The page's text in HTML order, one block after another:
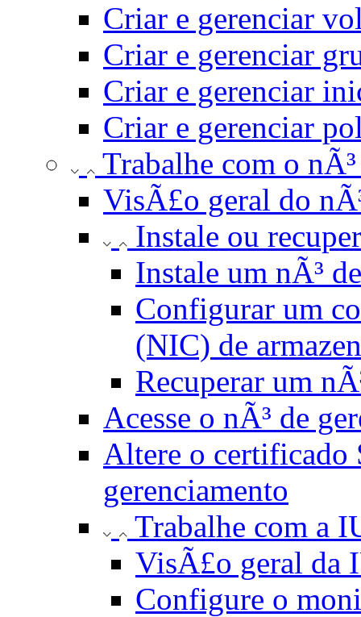
Criar e gerenciar
Criar e gerenciar
Criar e gerenciar
Criar e gerenciar
Trabalhe com o
VisÃ£o geral do
Instale ou
Instale um nÃ³
Configurar um
(NIC) de
Recuperar um
Acesse o nÃ³ de
Altere o certificado
gerenciamento
Trabalhe com a
VisÃ£o geral da
Configure o